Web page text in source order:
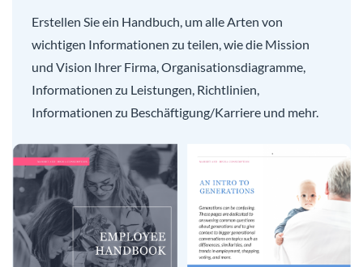
Erstellen Sie ein Handbuch, um alle Arten von
wichtigen Informationen zu teilen, wie die Mission
und Vision Ihrer Firma, Organisationsdiagramme,
Informationen zu Leistungen, Richtlinien,
Informationen zu Beschäftigung/Karriere und mehr.